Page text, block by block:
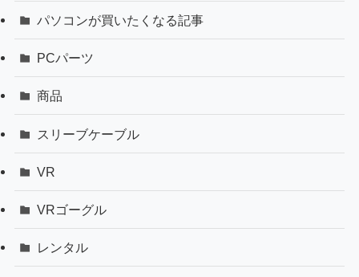
パソコンが買いたくなる記事
PCパーツ
商品
スリーブケーブル
VR
VRゴーグル
レンタル